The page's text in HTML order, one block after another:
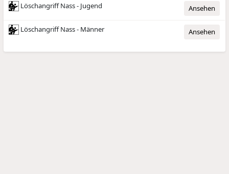
Löschangriff Nass - Jugend Ansehen
Löschangriff Nass - Männer Ansehen